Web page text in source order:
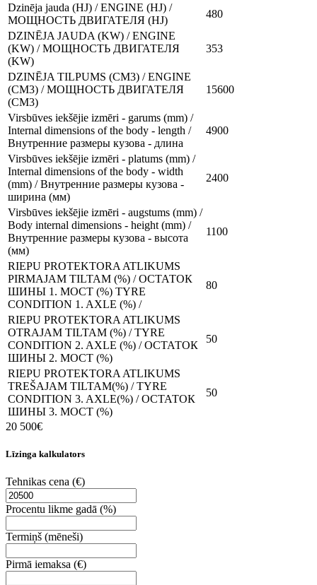
Dzinēja jauda (HJ) / ENGINE (HJ) /
МОЩНОСТЬ ДВИГАТЕЛЯ (HJ)
480
DZINĒJA JAUDA (KW) / ENGINE
(KW) / МОЩНОСТЬ ДВИГАТЕЛЯ
(KW)
353
DZINĒJA TILPUMS (CM3) / ENGINE
(CM3) / МОЩНОСТЬ ДВИГАТЕЛЯ
(CM3)
15600
Virsbūves iekšējie izmēri - garums (mm) /
Internal dimensions of the body - length /
Внутренние размеры кузова - длина
4900
Virsbūves iekšējie izmēri - platums (mm) /
Internal dimensions of the body - width
(mm) / Внутренние размеры кузова -
ширина (мм)
2400
Virsbūves iekšējie izmēri - augstums (mm) /
Body internal dimensions - height (mm) /
Внутренние размеры кузова - высота
(мм)
1100
RIEPU PROTEKTORA ATLIKUMS
PIRMAJAM TILTAM (%) / ОСТАТОК
ШИНЫ 1. МОСТ (%) TYRE
CONDITION 1. AXLE (%) /
80
RIEPU PROTEKTORA ATLIKUMS
OTRAJAM TILTAM (%) / TYRE
CONDITION 2. AXLE (%) / ОСТАТОК
ШИНЫ 2. МОСТ (%)
50
RIEPU PROTEKTORA ATLIKUMS
TREŠAJAM TILTAM(%) / TYRE
CONDITION 3. AXLE(%) / ОСТАТОК
ШИНЫ 3. МОСТ (%)
50
20 500€
Līzinga kalkulators
Tehnikas cena (€)
Procentu likme gadā (%)
Termiņš (mēneši)
Pirmā iemaksa (€)